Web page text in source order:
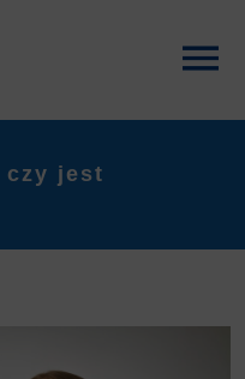
czy jest